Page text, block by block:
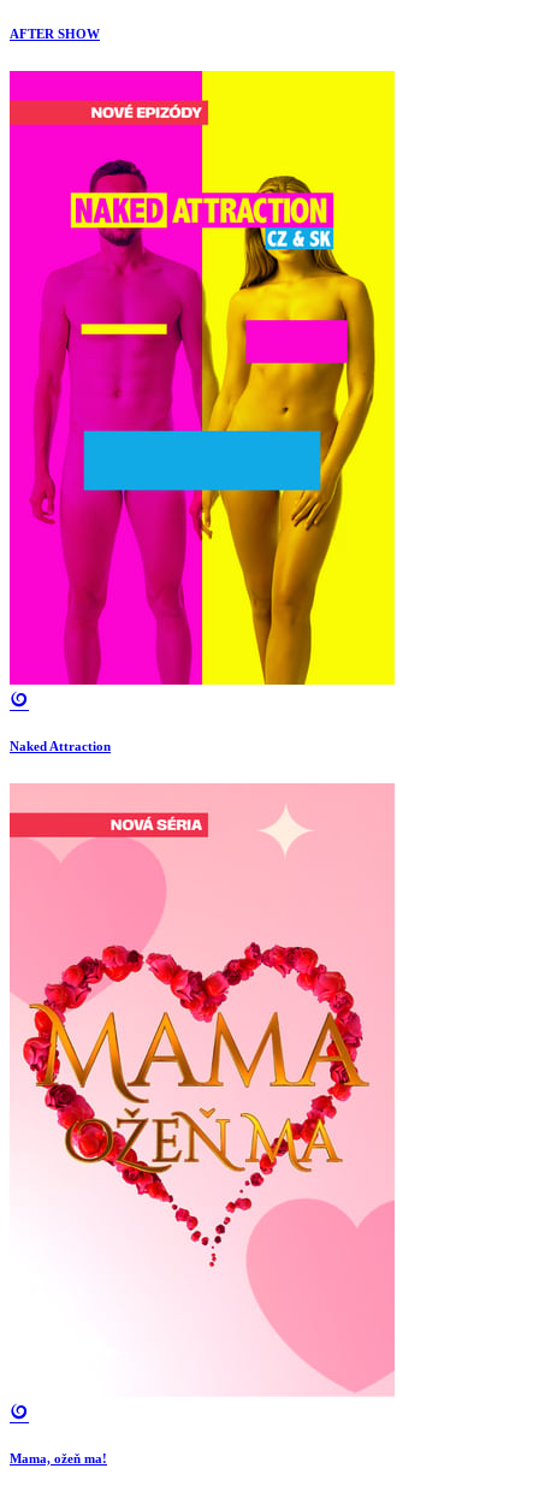
AFTER SHOW
Naked Attraction
Mama, ožeň ma!